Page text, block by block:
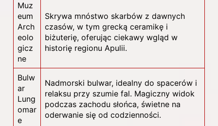
Muz
eum
Arch
eolo
gicz
ne
Skrywa mnóstwo skarbów z dawnych
czasów, w tym grecką ceramikę i
biżuterię, oferując ciekawy wgląd w
historię regionu Apulii.
Bulw
ar
Lung
omar
e
Nadmorski bulwar, idealny do spacerów i
relaksu przy szumie fal. Magiczny widok
podczas zachodu słońca, świetne na
oderwanie się od codzienności.